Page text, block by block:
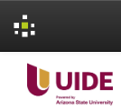
navigation